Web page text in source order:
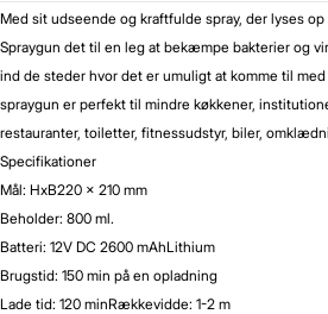
Med sit udseende og kraftfulde spray, der lyses
Spraygun det til en leg at bekæmpe bakterier og
ind de steder hvor det er umuligt at komme til
spraygun er perfekt til mindre køkkener,
restauranter, toiletter, fitnessudstyr, biler,
Specifikationer
Mål: HxB220 x 210 mm
Beholder: 800 ml.
Batteri: 12V DC 2600 mAhLithium
Brugstid: 150 min på en opladning
Lade tid: 120 minRækkevidde: 1-2 m